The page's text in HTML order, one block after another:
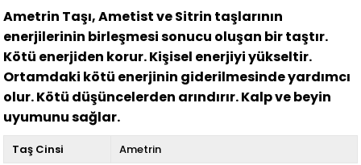
Ametrin Taşı, Ametist ve Sitrin taşlarının
enerjilerinin birleşmesi sonucu oluşan bir taştır.
Kötü enerjiden korur. Kişisel enerjiyi yükseltir.
Ortamdaki kötü enerjinin giderilmesinde yardımcı
olur. Kötü düşüncelerden arındırır. Kalp ve beyin
uyumunu sağlar.
Taş Cinsi Ametrin